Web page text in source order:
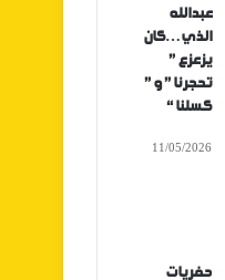
عبدالله
الذي…كان
يزعزع ”
تحجرنا ” و ”
كسلنا “
11/05/2026
حفريات